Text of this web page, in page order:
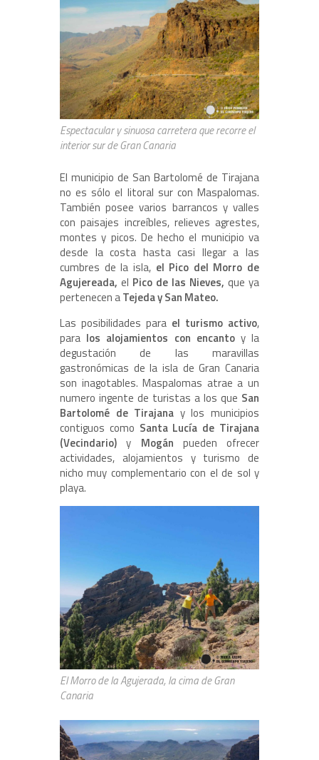
Espectacular y sinuosa carretera que recorre el
interior sur de Gran Canaria
El municipio de San Bartolomé de Tirajana
no es sólo el litoral sur con Maspalomas.
También posee varios barrancos y valles
con paisajes increíbles, relieves agrestes,
montes y picos. De hecho el municipio va
desde la costa hasta casi llegar a las
cumbres de la isla, el Pico del Morro de
Agujereada, el Pico de las Nieves, que ya
pertenecen aTejeda y San Mateo.
Las posibilidades para el turismo activo,
para los alojamientos con encantoy la
degustación de las maravillas
gastronómicas de la isla de Gran Canaria
son inagotables. Maspalomas atrae a un
numero ingente de turistas a los que San
Bartolomé de Tirajana y los municipios
contiguos como Santa Lucía de Tirajana
(Vecindario) y Mogán pueden ofrecer
actividades, alojamientos y turismo de
nicho muy complementario con el de sol y
playa.
El Morro de la Agujerada, la cima de Gran
Canaria